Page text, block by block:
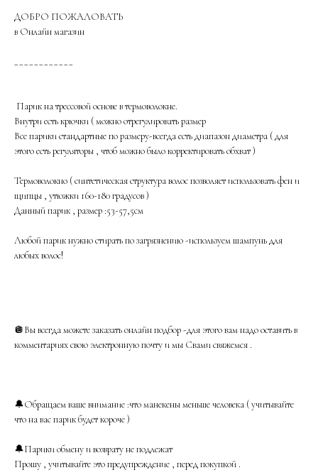
ДОБРО ПОЖАЛОВАТЬ
в Онлайн магазин
Парик на трессовой основе в термоволокне.
Внутри есть крючки ( можно отрегулировать размер
Все парики стандартные по размеру-всегда есть диапазон диаметра ( для
этого есть регуляторы , чтоб можно было корректировать обхват )
Термоволокно ( синтетическая структура волос позволяет использовать фен и
щипцы , утюжки 160-180 градусов )
Данный парик , размер :53-57,5см
Любой парик нужно стирать по загрязнению -используем шампунь для
любых волос!
🪩Вы всегда можете заказать онлайн подбор -для этого вам надо оставить в
комментариях свою электронную почту и мы Свами свяжемся .
🔔Обращаем ваше внимание :что манекены меньше человека ( учитывайте
что на вас парик будет короче )
🔔Парики обмену и возврату не подлежат
Прошу , учитывайте это предупреждение , перед покупкой .